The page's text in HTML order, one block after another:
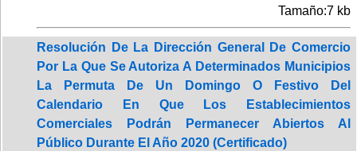
Tamaño:7 kb
Resolución De La Dirección General De Comercio
Por La Que Se Autoriza A Determinados Municipios
La Permuta De Un Domingo O Festivo Del
Calendario En Que Los Establecimientos
Comerciales Podrán Permanecer Abiertos Al
Público Durante El Año 2020 (Certificado)